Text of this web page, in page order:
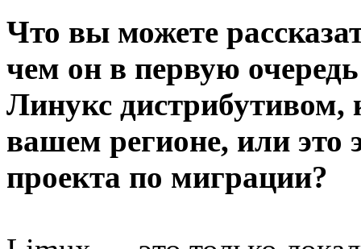
Что вы можете
чем он в первую
Линукс дистрибутивом,
вашем регионе, или это
проекта по миграции?